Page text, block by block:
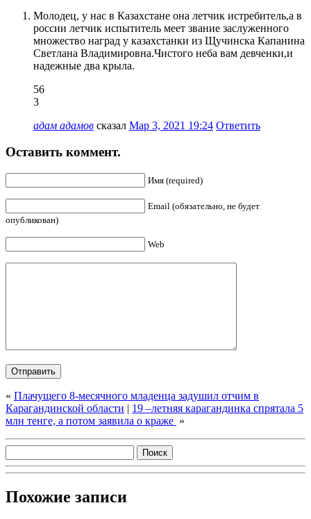
Молодец, у нас в Казахстане она летчик истребитель,а в
россии летчик испытитель меет звание заслуженного
множество наград у казахстанки из Щучинска Капанина
Светлана Владимировна.Чистого неба вам девченки,и
надежные два крыла.
56
3
адам адамов сказал Мар 3, 2021 19:24 Ответить
Оставить коммент.
Имя (required)
Email (обязательно, не будет
опубликован)
Web
« Плачущего 8-месячного младенца задушил отчим в
Карагандинской области | 19 –летняя карагандинка спрятала 5
млн тенге, а потом заявила о краже »
Похожие записи